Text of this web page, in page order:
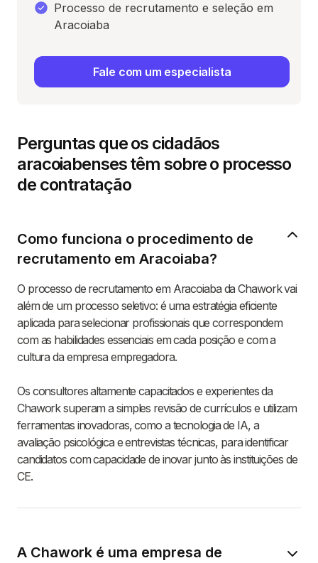
Perguntas que os cidadãos
aracoiabenses têm sobre o processo
de contratação
Como funciona o procedimento de
recrutamento em Aracoiaba?
O processo de recrutamento em Aracoiaba da Chawork vai
além de um processo seletivo: é uma estratégia eficiente
aplicada para selecionar profissionais que correspondem
com as habilidades essenciais em cada posição e com a
cultura da empresa empregadora.
Os consultores altamente capacitados e experientes da
Chawork superam a simples revisão de currículos e utilizam
ferramentas inovadoras, como a tecnologia de IA, a
avaliação psicológica e entrevistas técnicas, para identificar
candidatos com capacidade de inovar junto às instituições de
CE.
A Chawork é uma empresa de
Processo de recrutamento e seleção em
Aracoiaba
Fale com um especialista